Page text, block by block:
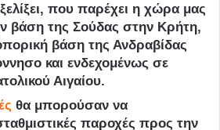
που παρέχει η χώρα μας
βάση της Σούδας στην Κρήτη,
βάση της Ανδραβίδας
και ενδεχομένως σε
Αιγαίου.
θα μπορούσαν να
παροχές προς την